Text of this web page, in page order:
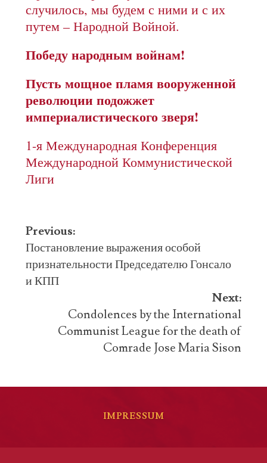
случилось, мы будем с ними и с их
путем – Народной Войной.
Победу народным войнам!
Пусть мощное пламя вооруженной
революции подожжет
империалистического зверя!
1-я Международная Конференция
Международной Коммунистической
Лиги
Post
navigation
Previous:
Постановление выражения особой
признательности Председателю Гонсало
и КПП
Next:
Condolences by the International
Communist League for the death of
Comrade Jose Maria Sison
IMPRESSUM